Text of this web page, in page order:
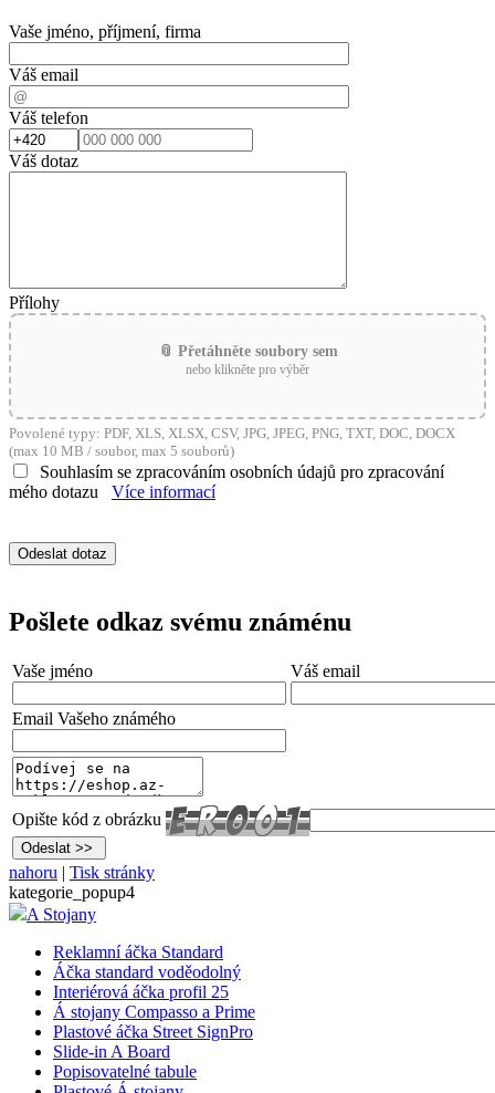
Vaše jméno, příjmení, firma
Váš email
Váš telefon
Váš dotaz
Přílohy
📎 Přetáhněte soubory sem
nebo klikněte pro výběr
Povolené typy: PDF, XLS, XLSX, CSV, JPG, JPEG, PNG, TXT, DOC, DOCX
(max 10 MB / soubor, max 5 souborů)
Souhlasím se zpracováním osobních údajů pro zpracování
mého dotazu
Více informací
Pošlete odkaz svému známénu
Vaše jméno Váš email
Email Vašeho známého
Opište kód z obrázku
nahoru | Tisk stránky
kategorie_popup4
A Stojany
Reklamní áčka Standard
Áčka standard voděodolný
Interiérová áčka profil 25
Á stojany Compasso a Prime
Plastové áčka Street SignPro
Slide-in A Board
Popisovatelné tabule